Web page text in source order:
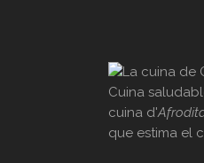
Cuina
cuina d'
que estima el